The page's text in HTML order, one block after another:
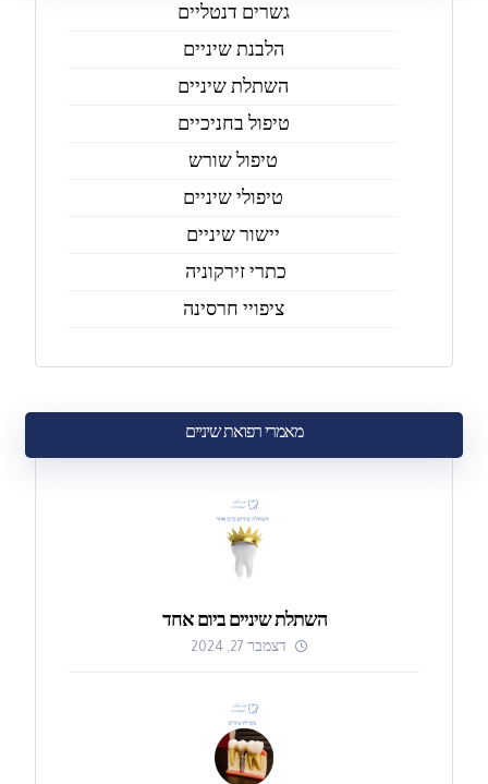
גשרים דנטליים
הלבנת שיניים
השתלת שיניים
טיפול בחניכיים
טיפול שורש
טיפולי שיניים
יישור שיניים
כתרי זירקוניה
ציפויי חרסינה
מאמרי רפואת שיניים
השתלת שיניים ביום אחד
דצמבר 27, 2024